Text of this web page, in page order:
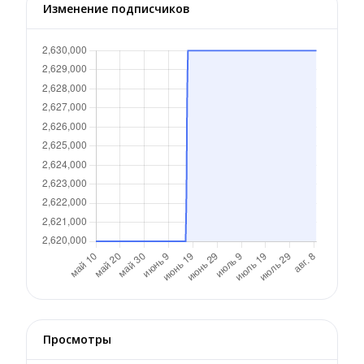
Изменение подписчиков
Просмотры